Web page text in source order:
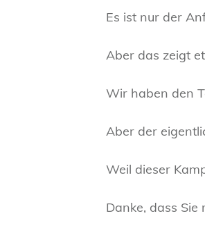
Es ist nur der
Aber das zeigt
Wir haben den
Aber der
Weil dieser
Danke, dass